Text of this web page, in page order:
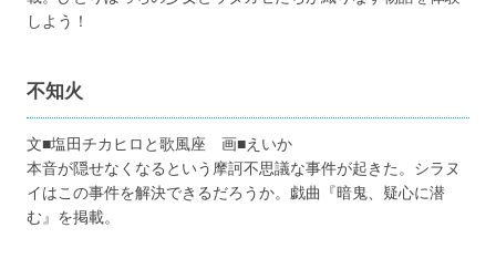
しよう！
不知火
文■塩田チカヒロと歌風座 画■えいか
本音が隠せなくなるという摩訶不思議な事件が起きた。シラヌ
イはこの事件を解決できるだろうか。戯曲『暗鬼、疑心に潜
む』を掲載。